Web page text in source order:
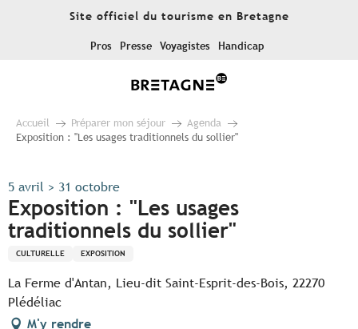
Site officiel du tourisme en Bretagne
Pros Presse Voyagistes Handicap
Accueil Préparer mon séjour
Agenda
Exposition : "Les usages traditionnels du sollier"
5 avril > 31 octobre
Exposition : "Les usages
traditionnels du sollier"
CULTURELLE EXPOSITION
La Ferme d'Antan, Lieu-dit Saint-Esprit-des-Bois, 22270
Plédéliac
M'y rendre